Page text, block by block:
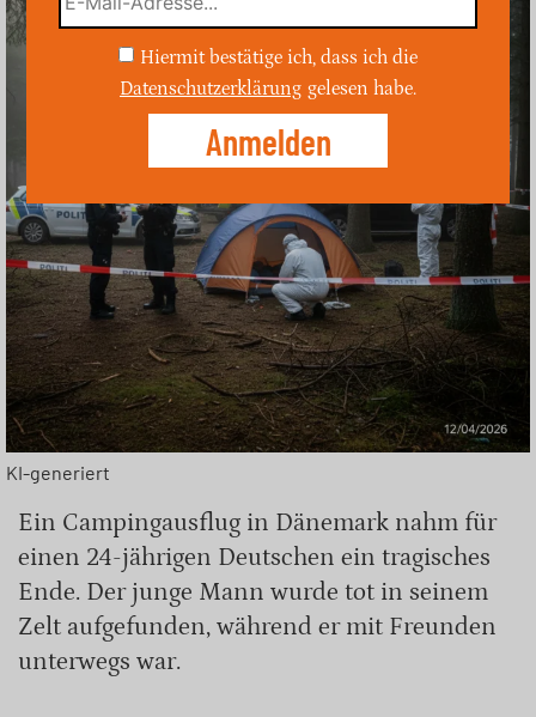
KI-generiert
Ein Campingausflug in Dänemark nahm für
einen 24-jährigen Deutschen ein tragisches
Ende. Der junge Mann wurde tot in seinem
Zelt aufgefunden, während er mit Freunden
unterwegs war.
Hiermit bestätige ich, dass ich die
Datenschutzerklärung gelesen habe.